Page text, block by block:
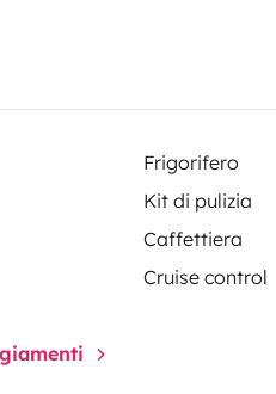
Frigorifero
Kit di pulizia
Caffettiera
Cruise control